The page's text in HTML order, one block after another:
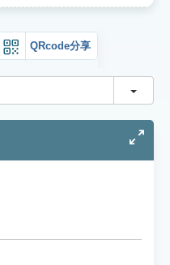
QRcode分享
切換